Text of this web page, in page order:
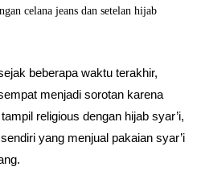
celana jeans dan setelan hijab
beberapa waktu terakhir,
menjadi sorotan karena
religious dengan hijab syar’i,
yang menjual pakaian syar’i